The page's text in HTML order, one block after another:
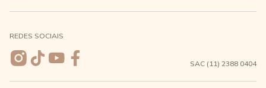
Meus pedidos
Wishlist
Entrega e Frete
Trocas e Devoluções
REDES SOCIAIS
SAC (11) 2388 0404